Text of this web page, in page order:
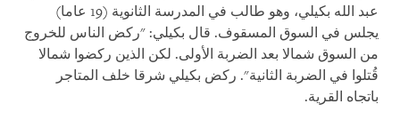
عبد الله بكيلي، وهو طالب في المدرسة الثانوية (19 عاما)
يجلس في السوق المسقوف. قال بكيلي: "ركض الناس للخروج
من السوق شمالا بعد الضربة الأولى. لكن الذين ركضوا شمالا
قُتلوا في الضربة الثانية". ركض بكيلي شرقا خلف المتاجر
باتجاه القرية.